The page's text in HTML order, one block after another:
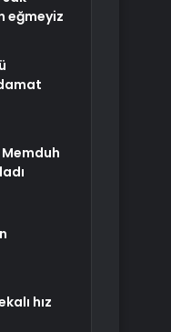
eğmeyiz
Memduh
hız